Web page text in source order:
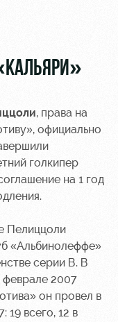
, права на
официально
голкипер
на 1 год
Пелиццоли
«Альбинолеффе»
серии В. В
феврале 2007
он провел в
всего, 12 в